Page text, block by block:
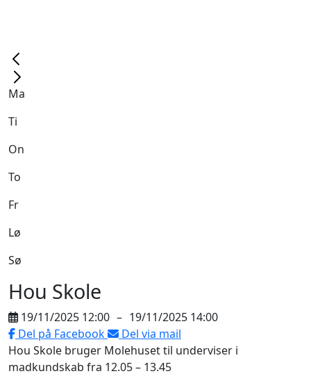
Ma
Ti
On
To
Fr
Lø
Sø
Hou Skole
19/11/2025 12:00 – 19/11/2025 14:00
Del på Facebook
Del via mail
Hou Skole bruger Molehuset til underviser i
madkundskab fra 12.05 – 13.45